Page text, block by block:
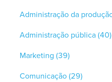
Administração pública(40)
Marketing (39)
Comunicação(29)